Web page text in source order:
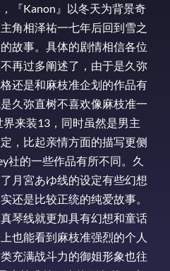
『Kanon』以冬天为背景奇
角相泽祐一七年后回到雪之
故事。具体的剧情相信各位
再过多阐述了，由于是久弥
还是和麻枝准企划的作品有
久弥直树不喜欢像麻枝准一
来装13，同时虽然是男主
，比起亲情方面的描写更侧
社的一些作品有所不同。久
月宮あゆ线的设定有些幻想
还是比较正统的纯爱故事。
琴线就更加具有幻想和童话
也能看到麻枝准强烈的个人
充满战斗力的御姐形象也往